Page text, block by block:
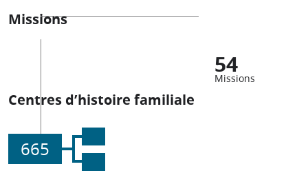
Missions
54
Missions
Centres d’histoire familiale
665